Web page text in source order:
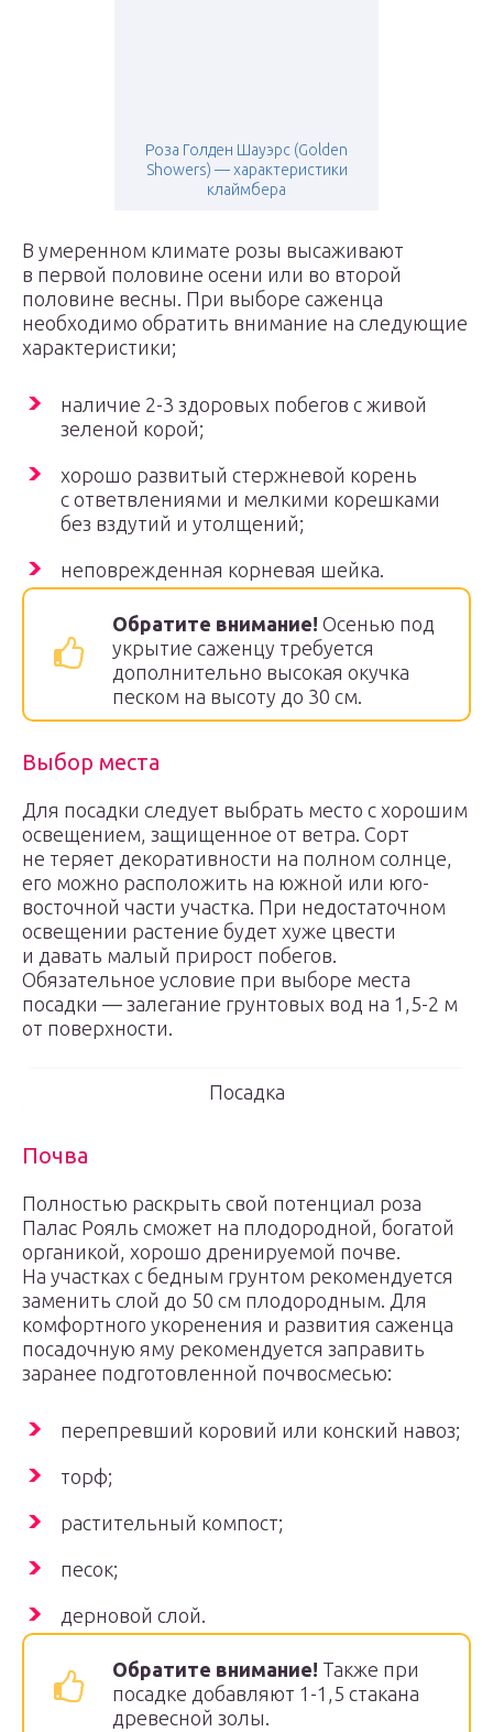
Роза Голден Шауэрс (Golden
Showers) — характеристики
клаймбера
В умеренном климате розы высаживают
в первой половине осени или во второй
половине весны. При выборе саженца
необходимо обратить внимание на следующие
характеристики;
наличие 2-3 здоровых побегов с живой
зеленой корой;
хорошо развитый стержневой корень
с ответвлениями и мелкими корешками
без вздутий и утолщений;
неповрежденная корневая шейка.
Обратите внимание! Осенью под
укрытие саженцу требуется
дополнительно высокая окучка
песком на высоту до 30 см.
Выбор места
Для посадки следует выбрать место с хорошим
освещением, защищенное от ветра. Сорт
не теряет декоративности на полном солнце,
его можно расположить на южной или юго-
восточной части участка. При недостаточном
освещении растение будет хуже цвести
и давать малый прирост побегов.
Обязательное условие при выборе места
посадки — залегание грунтовых вод на 1,5-2 м
от поверхности.
Посадка
Почва
Полностью раскрыть свой потенциал роза
Палас Рояль сможет на плодородной, богатой
органикой, хорошо дренируемой почве.
На участках с бедным грунтом рекомендуется
заменить слой до 50 см плодородным. Для
комфортного укоренения и развития саженца
посадочную яму рекомендуется заправить
заранее подготовленной почвосмесью:
перепревший коровий или конский навоз;
торф;
растительный компост;
песок;
дерновой слой.
Обратите внимание! Также при
посадке добавляют 1-1,5 стакана
древесной золы.